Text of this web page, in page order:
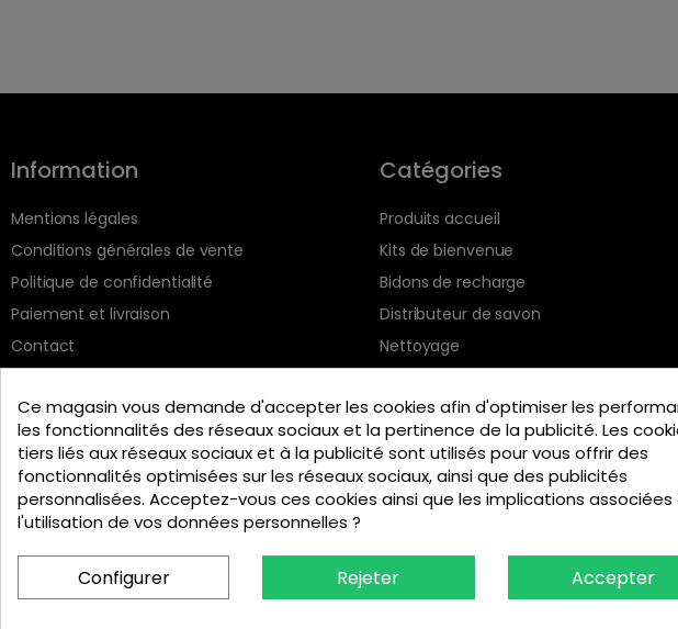
Information
Mentions légales
Conditions générales de vente
Politique de confidentialité
Paiement et livraison
Contact
Catégories
Produits accueil
Kits de bienvenue
Bidons de recharge
Distributeur de savon
Nettoyage
English Español
Ce magasin vous demande d'accepter les cookies afin d'optimiser les
les fonctionnalités des réseaux sociaux et la pertinence de la publicité. Les
tiers liés aux réseaux sociaux et à la publicité sont utilisés pour vous offrir des
fonctionnalités optimisées sur les réseaux sociaux, ainsi que des publicités
personnalisées. Acceptez-vous ces cookies ainsi que les implications associées
l'utilisation de vos données personnelles ?
Configurer Rejeter Accepter